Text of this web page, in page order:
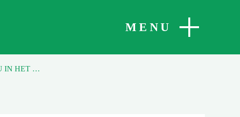
MENU
SLUITEN
BUL VAN PAUS FRANCISCUS VOOR JUBELJAAR NU IN HET NEDERLANDS